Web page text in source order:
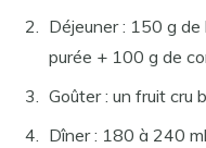
Déjeuner : 150 g de
purée + 100 g de
Goûter : un fruit cru
Dîner : 180 à 240